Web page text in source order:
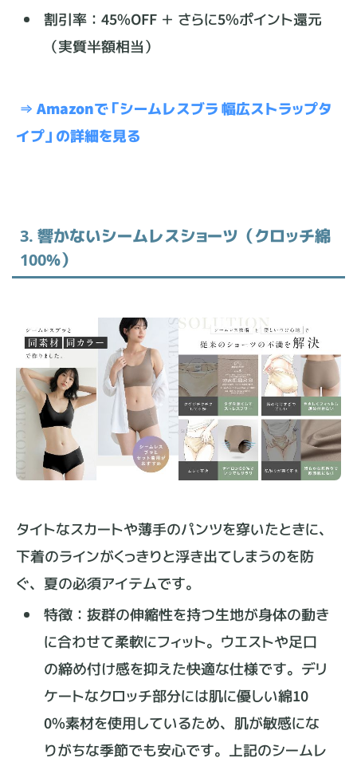
割引率：45%OFF ＋ さらに5%ポイント還元
（実質半額相当）
⇒ Amazonで「シームレスブラ 幅広ストラップタ
イプ」の詳細を見る
3. 響かないシームレスショーツ（クロッチ綿
100%）
タイトなスカートや薄手のパンツを穿いたときに、
下着のラインがくっきりと浮き出てしまうのを防
ぐ、夏の必須アイテムです。
特徴：抜群の伸縮性を持つ生地が身体の動き
に合わせて柔軟にフィット。ウエストや足口
の締め付け感を抑えた快適な仕様です。デリ
ケートなクロッチ部分には肌に優しい綿10
0%素材を使用しているため、肌が敏感にな
りがちな季節でも安心です。上記のシームレ